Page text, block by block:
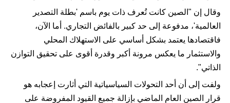
وقال إن "الصين كانت تُعرف ذات يوم باسم 'بطلة التصدير
العالمية'، مدفوعة إلى حد كبير بالفائض التجاري. أما الآن،
فاقتصادها يعتمد بشكل أساسي على الاستهلاك المحلي
والاستثمار ما يعكس مرونة أكبر وقدرة أقوى على تحقيق التوازن
الذاتي".
ولفت إلى أن أحد التحولات السياسياتية التي أثارت إعجابه هو
قرار الصين العام الماضي بإزالة جميع القيود المفروضة على